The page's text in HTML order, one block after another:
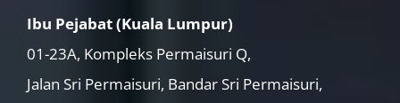
Ibu Pejabat (Kuala Lumpur)
01-23A, Kompleks Permaisuri Q,
Jalan Sri Permaisuri, Bandar Sri Permaisuri,